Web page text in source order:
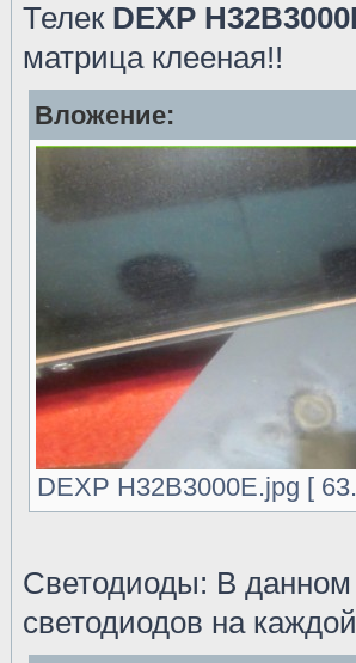
Телек DEXP
матрица клееная!!
Вложение:
DEXP H32B3000E.jpg [
Светодиоды: В данном
светодиодов на